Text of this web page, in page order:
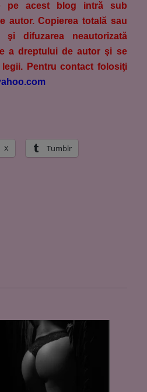
pe acest blog intră sub
autor. Copierea totală sau
şi difuzarea neautorizată
a dreptului de autor şi se
Pentru contact folosiţi
X Tumblr